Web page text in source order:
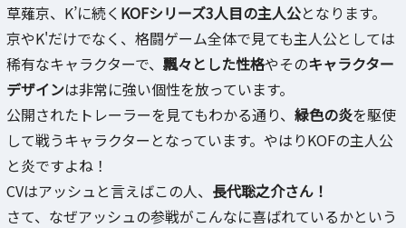
草薙京、K’に続く KOFシリーズ3人目の主人公となります。
京やK'だけでなく、格闘ゲーム全体で見ても主人公としては
稀有なキャラクターで、 飄々とした性格やそのキャラクター
デザインは非常に強い個性を放っています。
公開されたトレーラーを見てもわかる通り、 緑色の炎を駆使
して戦うキャラクターとなっています。やはりKOFの主人公
と炎ですよね！
CVはアッシュと言えばこの人、 長代聡之介さん！
さて、なぜアッシュの参戦がこんなに喜ばれているかという